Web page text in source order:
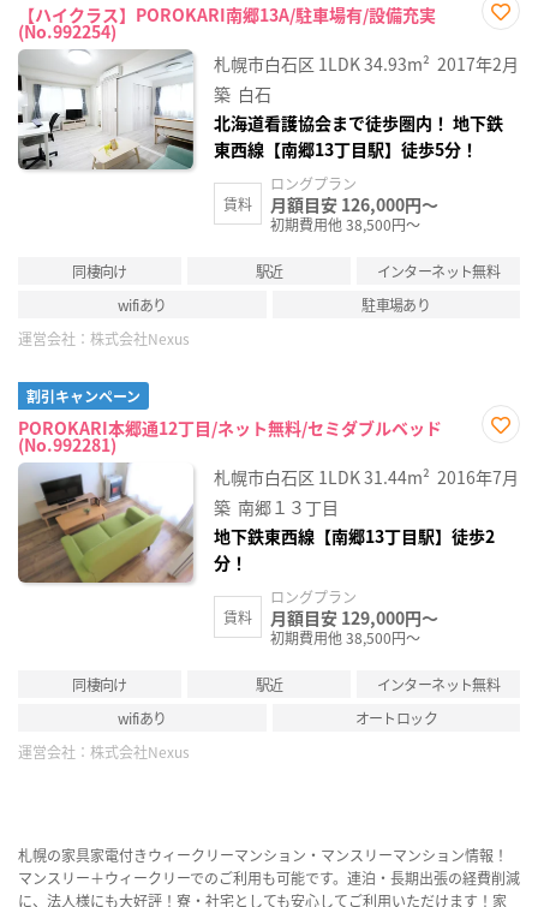
【ハイクラス】POROKARI南郷13A/駐車場有/設備充実
(No.992254)
に入
り登
札幌市白石区 1LDK34.93m² 2017年2月
築 白石
北海道看護協会まで徒歩圏内！ 地下鉄
東西線【南郷13丁目駅】徒歩5分！
賃料
ロングプラン
月額目安 126,000円～
初期費用他 38,500円～
同棲向け 駅近
インターネット無料
wifiあり
駐車場あり
運営会社： 株式会社Nexus
割引キャンペーン
POROKARI本郷通12丁目/ネット無料/セミダブルベッド
(No.992281)
に入
り登
札幌市白石区 1LDK31.44m² 2016年7月
築 南郷１３丁目
地下鉄東西線【南郷13丁目駅】徒歩2
分！
賃料
ロングプラン
月額目安 129,000円～
初期費用他 38,500円～
同棲向け 駅近
インターネット無料
wifiあり
オートロック
運営会社： 株式会社Nexus
札幌の家具家電付きウィークリーマンション・マンスリーマンション情報！
マンスリー＋ウィークリーでのご利用も可能です。連泊・長期出張の経費削減
に、法人様にも大好評！寮・社宅としても安心してご利用いただけます！家